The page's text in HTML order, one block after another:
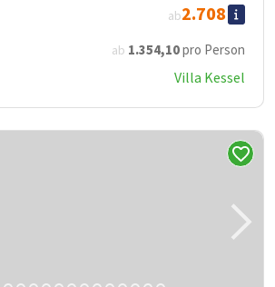
ab 1.354,10pro Person
ab2.708
Villa Kessel